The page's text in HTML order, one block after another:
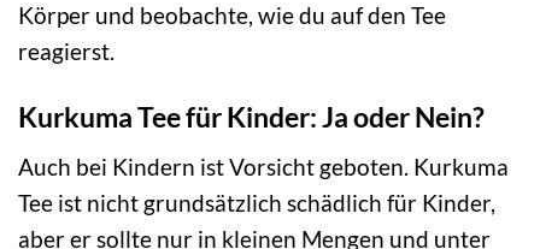
Körper und beobachte, wie du auf den Tee
reagierst.
Kurkuma Tee für Kinder: Ja oder Nein?
Auch bei Kindern ist Vorsicht geboten. Kurkuma
Tee ist nicht grundsätzlich schädlich für Kinder,
aber er sollte nur in kleinen Mengen und unter